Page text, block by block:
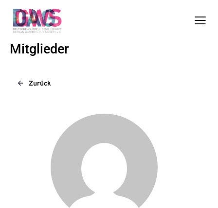
Mitglieder
Zurück